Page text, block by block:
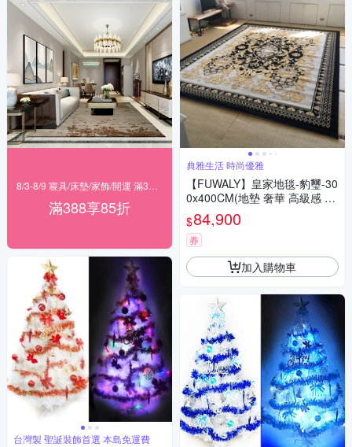
滿388享85折
台灣製 聖誕裝飾首選 本島免運費
典雅生活 時尚優雅
【FUWALY】皇家地毯-豹璽-30
0x400CM(地墊 奢華 高級感 時
尚 質感 客廳 生活美學)
$84,900
券
加入購物車